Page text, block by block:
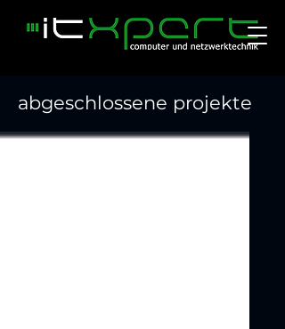
abgeschlossene projekte